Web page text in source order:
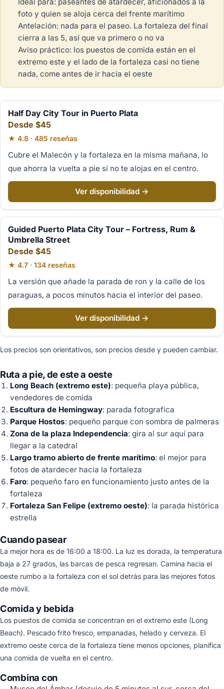
foto y quien se aloja cerca del frente marítimo
Antelación: nada para el paseo. La fortaleza del final
cierra a las 5, así que va primero o no va
Aviso práctico: los puestos de comida están en el
extremo este y el lado de la fortaleza casi no tiene
nada, come antes de ir hacia el oeste
Half Day City Tour in Puerto Plata
Desde $45
★ 4.8 · 485 reseñas
Cubre el Malecón y la fortaleza en la misma mañana, lo
que ahorra la vuelta a pie si no te alojas en el centro.
Ver disponibilidad →
Guided Puerto Plata City Tour – Fortress, Rum &
Umbrella Street
Desde $45
★ 4.7 · 134 reseñas
La versión que añade la parada de ron y la calle de los
paraguas, a pocos minutos hacia el interior del paseo.
Ver disponibilidad →
Los precios son orientativos, son precios desde y pueden cambiar.
Ruta a pie, de este a oeste
Long Beach (extremo este): pequeña playa pública,
vendedores de comida
Escultura de Hemingway: parada fotografica
Parque Hostos: pequeño parque con sombra de palmeras
Zona de la plaza Independencia: gira al sur aquí para
llegar a la catedral
Largo tramo abierto de frente marítimo: el mejor para
fotos de atardecer hacia la fortaleza
Faro: pequeño faro en funcionamiento justo antes de la
fortaleza
Fortaleza San Felipe (extremo oeste): la parada histórica
estrella
Cuando pasear
La mejor hora es de 16:00 a 18:00. La luz es dorada, la temperatura
baja a 27 grados, las barcas de pesca regresan. Camina hacia el
oeste rumbo a la fortaleza con el sol detrás para las mejores fotos
de móvil.
Comida y bebida
Los puestos de comida se concentran en el extremo este (Long
Beach). Pescado frito fresco, empanadas, helado y cerveza. El
extremo oeste cerca de la fortaleza tiene menos opciones, planifica
una comida de vuelta en el centro.
Combina con